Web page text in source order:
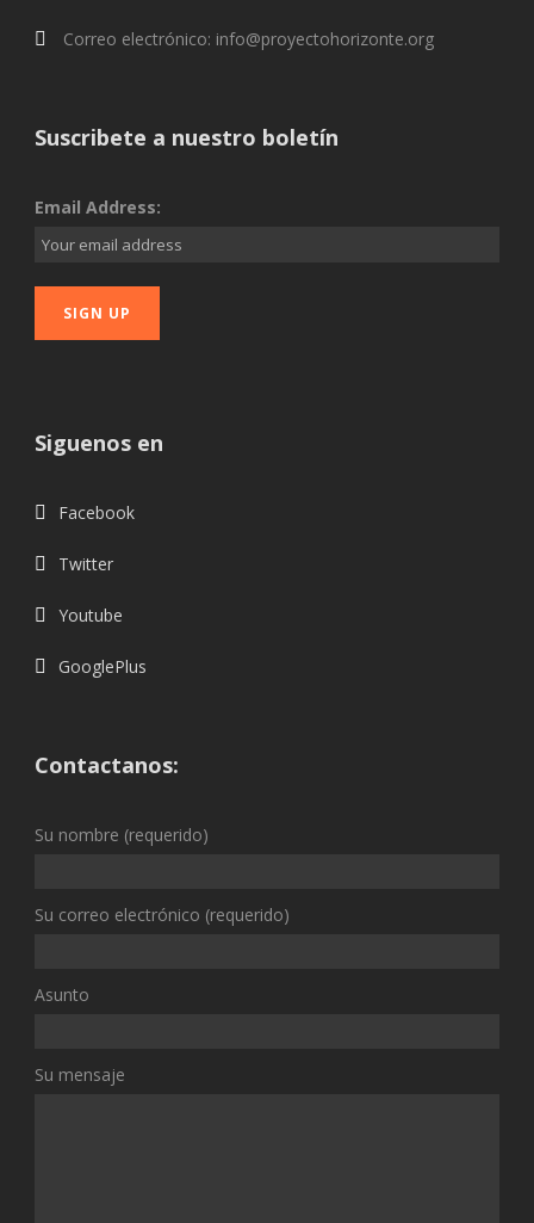
Correo electrónico: info@proyectohorizonte.org
Suscribete a nuestro boletín
Email Address:
Siguenos en
Facebook
Twitter
Youtube
GooglePlus
Contactanos:
Su nombre (requerido)
Su correo electrónico (requerido)
Asunto
Su mensaje